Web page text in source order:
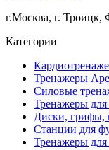
г.Москва, г. Троицк,
Категории
Тренажеры
Силовые
Тренажеры для
Диски, грифы,
Станции для
Тренажеры для